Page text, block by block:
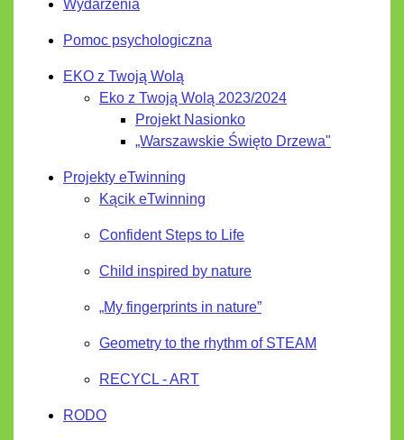
Wydarzenia
Pomoc psychologiczna
EKO z Twoją Wolą
Eko z Twoją Wolą 2023/2024
Projekt Nasionko
„Warszawskie Święto Drzewa"
Projekty eTwinning
Kącik eTwinning
Confident Steps to Life
Child inspired by nature
„My fingerprints in nature”
Geometry to the rhythm of STEAM
RECYCL - ART
RODO